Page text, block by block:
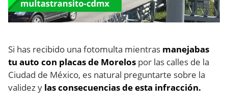
Si has recibido una fotomulta mientras manejabas
tu auto con placas de Morelos por las calles de la
Ciudad de México, es natural preguntarte sobre la
validez y las consecuencias de esta infracción.